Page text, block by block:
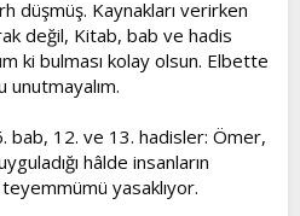
düşmüş. Kaynakları verirken
değil, Kitab, bab ve hadis
ki bulması kolay olsun. Elbette
unutmayalım.
bab, 12. ve 13. hadisler: Ömer,
hâlde insanların
teyemmümü yasaklıyor.